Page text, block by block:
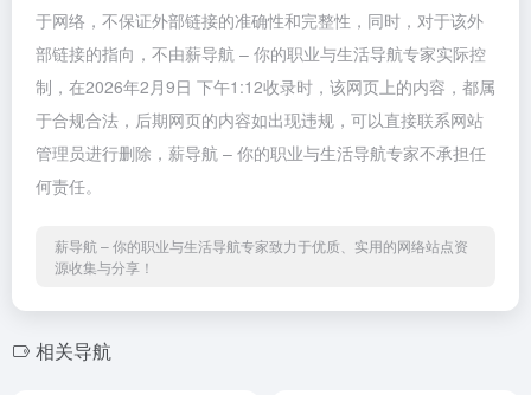
于网络，不保证外部链接的准确性和完整性，同时，对于该外
部链接的指向，不由薪导航 – 你的职业与生活导航专家实际控
制，在2026年2月9日 下午1:12收录时，该网页上的内容，都属
于合规合法，后期网页的内容如出现违规，可以直接联系网站
管理员进行删除，薪导航 – 你的职业与生活导航专家不承担任
何责任。
薪导航 – 你的职业与生活导航专家致力于优质、实用的网络站点资
源收集与分享！
相关导航